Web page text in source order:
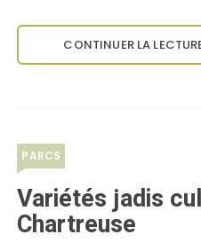
CONTINUER LA
PARCS
Variétés jadis
Chartreuse